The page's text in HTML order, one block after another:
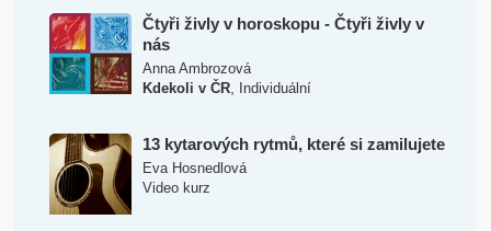
Čtyři živly v horoskopu - Čtyři živly v
nás
Anna Ambrozová
Kdekoli v ČR, Individuální
13 kytarových rytmů, které si zamilujete
Eva Hosnedlová
Video kurz